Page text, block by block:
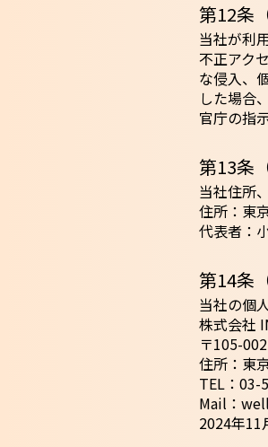
第12条
当社が利
不正アク
な侵入、
した場合
官庁の指
第13条
当社住所
住所：東
代表者：
第14条
当社の個
株式会社
〒105-
住所：東
TEL：03-
Mail：
2024年11